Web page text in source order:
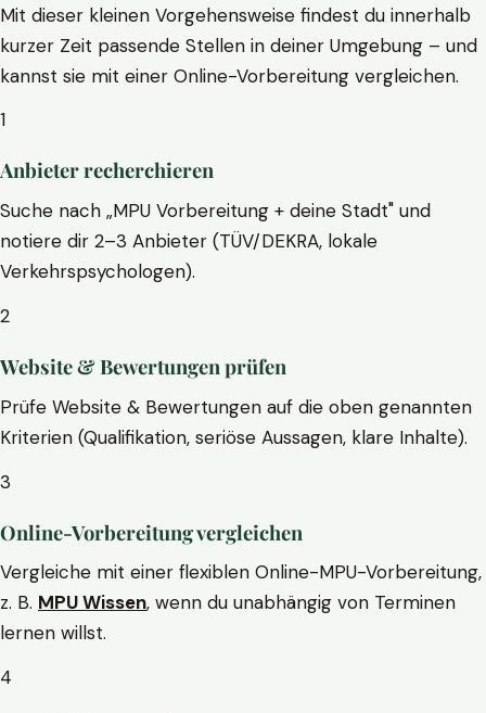
Mit dieser kleinen Vorgehensweise findest du innerhalb
kurzer Zeit passende Stellen in deiner Umgebung – und
kannst sie mit einer Online-Vorbereitung vergleichen.
1
Anbieter recherchieren
Suche nach „MPU Vorbereitung + deine Stadt" und
notiere dir 2–3 Anbieter (TÜV/DEKRA, lokale
Verkehrspsychologen).
2
Website & Bewertungen prüfen
Prüfe Website & Bewertungen auf die oben genannten
Kriterien (Qualifikation, seriöse Aussagen, klare Inhalte).
3
Online-Vorbereitung vergleichen
Vergleiche mit einer flexiblen Online-MPU-Vorbereitung,
z. B. MPU Wissen, wenn du unabhängig von Terminen
lernen willst.
4